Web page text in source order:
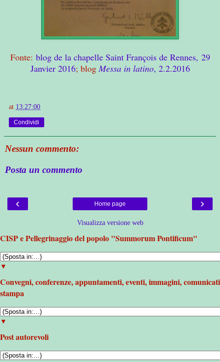
Fonte: blog de la chapelle Saint François de Rennes, 29
Janvier 2016; blogMessa in latino, 2.2.2016
at 13:27:00
Condividi
Nessun commento:
Posta un commento
‹ ›
Home page
Visualizza versione web
CISP e Pellegrinaggio del popolo "Summorum Pontificum"
▼
Convegni, conferenze, appuntamenti, eventi, immagini, comunicati
stampa
▼
Post autorevoli